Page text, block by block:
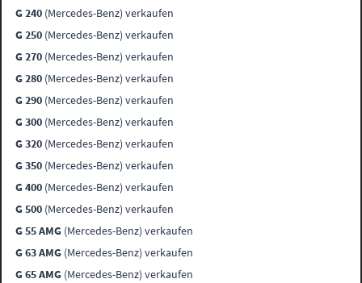
G 240 (Mercedes-Benz) verkaufen
G 250 (Mercedes-Benz) verkaufen
G 270 (Mercedes-Benz) verkaufen
G 280 (Mercedes-Benz) verkaufen
G 290 (Mercedes-Benz) verkaufen
G 300 (Mercedes-Benz) verkaufen
G 320 (Mercedes-Benz) verkaufen
G 350 (Mercedes-Benz) verkaufen
G 400 (Mercedes-Benz) verkaufen
G 500 (Mercedes-Benz) verkaufen
G 55 AMG (Mercedes-Benz) verkaufen
G 63 AMG (Mercedes-Benz) verkaufen
G 65 AMG (Mercedes-Benz) verkaufen